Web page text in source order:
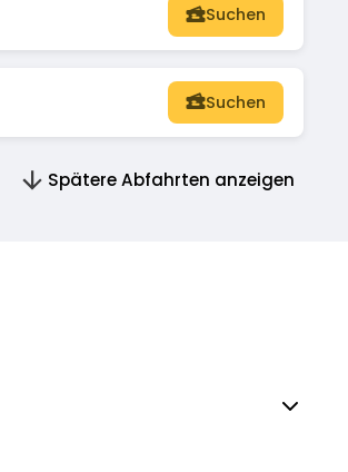
Suchen
Suchen
Spätere Abfahrten anzeigen